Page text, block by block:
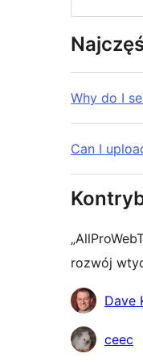
Why do I
Can I
rozwój
Dave
ceec